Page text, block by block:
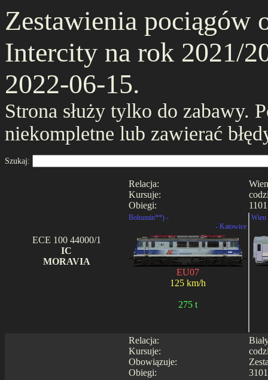
Zestawienia pociągów
Intercity na rok 2021/
2022-06-15.
Strona służy tylko do zabawy.
niekompletne lub zawierać
Szukaj:
Relacja:
Kursuje:
Obiegi:
ECE 100 44000/1
IC
MORAVIA
Bohumin**) -
- Katowice
EU07
125 km/h
275 t
Relacja:
Kursuje:
Obowiązuje:
Obiegi: